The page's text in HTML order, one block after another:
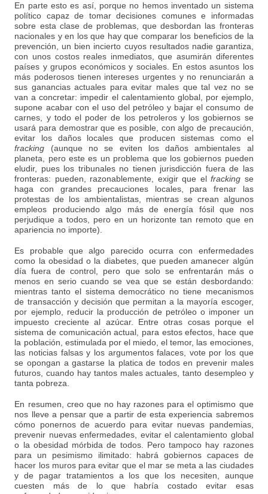
En parte esto es así, porque no hemos inventado un sistema
político capaz de tomar decisiones comunes e informadas
sobre esta clase de problemas, que desbordan las fronteras
nacionales y en los que hay que comparar los beneficios de la
prevención, un bien incierto cuyos resultados nadie garantiza,
con unos costos reales inmediatos, que asumirán diferentes
países y grupos económicos y sociales. En estos asuntos los
más poderosos tienen intereses urgentes y no renunciarán a
sus ganancias actuales para evitar males que tal vez no se
van a concretar: impedir el calentamiento global, por ejemplo,
supone acabar con el uso del petróleo y bajar el consumo de
carnes, y todo el poder de los petroleros y los gobiernos se
usará para demostrar que es posible, con algo de precaución,
evitar los daños locales que producen sistemas como el
fracking (aunque no se eviten los daños ambientales al
planeta, pero este es un problema que los gobiernos pueden
eludir, pues los tribunales no tienen jurisdicción fuera de las
fronteras: pueden, razonablemente, exigir que elfracking se
haga con grandes precauciones locales, para frenar las
protestas de los ambientalistas, mientras se crean algunos
empleos produciendo algo más de energía fósil que nos
perjudique a todos, pero en un horizonte tan remoto que en
apariencia no importe).
Es probable que algo parecido ocurra con enfermedades
como la obesidad o la diabetes, que pueden amanecer algún
día fuera de control, pero que solo se enfrentarán más o
menos en serio cuando se vea que se están desbordando:
mientras tanto el sistema democrático no tiene mecanismos
de transacción y decisión que permitan a la mayoría escoger,
por ejemplo, reducir la producción de petróleo o imponer un
impuesto creciente al azúcar. Entre otras cosas porque el
sistema de comunicación actual, para estos efectos, hace que
la población, estimulada por el miedo, el temor, las emociones,
las noticias falsas y los argumentos falaces, vote por los que
se opongan a gastarse la platica de todos en prevenir males
futuros, cuando hay tantos males actuales, tanto desempleo y
tanta pobreza.
En resumen, creo que no hay razones para el optimismo que
nos lleve a pensar que a partir de esta experiencia sabremos
cómo ponernos de acuerdo para evitar nuevas pandemias,
prevenir nuevas enfermedades, evitar el calentamiento global
o la obesidad mórbida de todos. Pero tampoco hay razones
para un pesimismo ilimitado: habrá gobiernos capaces de
hacer los muros para evitar que el mar se meta a las ciudades
y de pagar tratamientos a los que los necesiten, aunque
cuesten más de lo que habría costado evitar esas